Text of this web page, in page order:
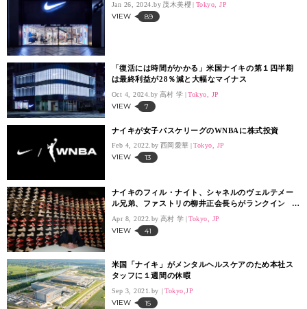
Jan 26, 2024. 茂木美櫻 Tokyo, JP
VIEW 89
「復活には時間がかかる」米国ナイキの第１四半期
は最終利益が28％減と大幅なマイナス
Oct 4, 2024. 高村 学 Tokyo, JP
VIEW 7
ナイキが女子バスケリーグのWNBAに株式投資
Feb 4, 2022. 西岡愛華 Tokyo, JP
VIEW 13
ナイキのフィル・ナイト、シャネルのヴェルテメー
ル兄弟、ファストリの柳井正会長らがランクイン
米「Forbes」が長者番付を発表
Apr 8, 2022. 高村 学 Tokyo, JP
VIEW 41
米国「ナイキ」がメンタルヘルスケアのため本社ス
タッフに１週間の休暇
Sep 3, 2021. Tokyo,JP
VIEW 15